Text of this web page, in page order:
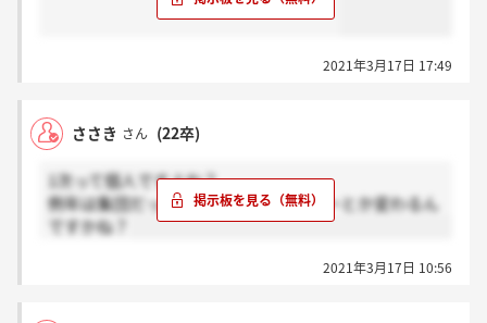
2021年3月17日 17:49
ささき さん (22卒)
1次って個人ですよね？
例年は集団だったみたいですけどフローとか変わるん
ですかね？
2021年3月17日 10:56